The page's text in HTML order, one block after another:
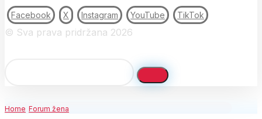
Facebook X Instagram YouTube TikTok
© Sva prava pridržana 2026
Home Forum žena